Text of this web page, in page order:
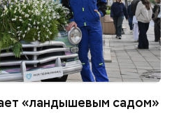
«ландышевым садом»